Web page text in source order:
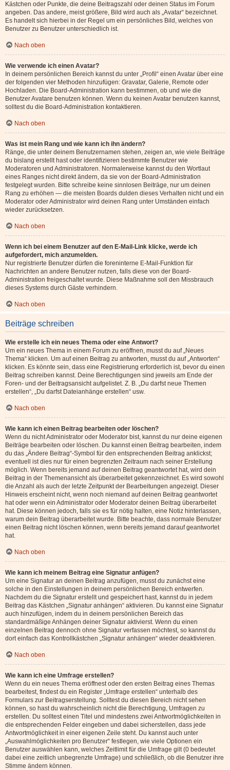
Kästchen oder Punkte, die deine Beitragszahl oder deinen Status im Forum
angeben. Das andere, meist größere, Bild wird auch als „Avatar“ bezeichnet.
Es handelt sich hierbei in der Regel um ein persönliches Bild, welches von
Benutzer zu Benutzer unterschiedlich ist.
Nach oben
Wie verwende ich einen Avatar?
In deinem persönlichen Bereich kannst du unter „Profil“ einen Avatar über eine
der folgenden vier Methoden hinzufügen: Gravatar, Galerie, Remote oder
Hochladen. Die Board-Administration kann bestimmen, ob und wie die
Benutzer Avatare benutzen können. Wenn du keinen Avatar benutzen kannst,
solltest du die Board-Administration kontaktieren.
Nach oben
Was ist mein Rang und wie kann ich ihn ändern?
Ränge, die unter deinem Benutzernamen stehen, zeigen an, wie viele Beiträge
du bislang erstellt hast oder identifizieren bestimmte Benutzer wie
Moderatoren und Administratoren. Normalerweise kannst du den Wortlaut
eines Ranges nicht direkt ändern, da sie von der Board-Administration
festgelegt wurden. Bitte schreibe keine sinnlosen Beiträge, nur um deinen
Rang zu erhöhen — die meisten Boards dulden dieses Verhalten nicht und ein
Moderator oder Administrator wird deinen Rang unter Umständen einfach
wieder zurücksetzen.
Nach oben
Wenn ich bei einem Benutzer auf den E-Mail-Link klicke, werde ich
aufgefordert, mich anzumelden.
Nur registrierte Benutzer dürfen die foreninterne E-Mail-Funktion für
Nachrichten an andere Benutzer nutzen, falls diese von der Board-
Administration freigeschaltet wurde. Diese Maßnahme soll den Missbrauch
dieses Systems durch Gäste verhindern.
Nach oben
Beiträge schreiben
Wie erstelle ich ein neues Thema oder eine Antwort?
Um ein neues Thema in einem Forum zu eröffnen, musst du auf „Neues
Thema“ klicken. Um auf einen Beitrag zu antworten, musst du auf „Antworten“
klicken. Es könnte sein, dass eine Registrierung erforderlich ist, bevor du einen
Beitrag schreiben kannst. Deine Berechtigungen sind jeweils am Ende der
Foren- und der Beitragsansicht aufgelistet. Z. B. „Du darfst neue Themen
erstellen“, „Du darfst Dateianhänge erstellen“ usw.
Nach oben
Wie kann ich einen Beitrag bearbeiten oder löschen?
Wenn du nicht Administrator oder Moderator bist, kannst du nur deine eigenen
Beiträge bearbeiten oder löschen. Du kannst einen Beitrag bearbeiten, indem
du das „Ändere Beitrag“-Symbol für den entsprechenden Beitrag anklickst;
eventuell ist dies nur für einen begrenzten Zeitraum nach seiner Erstellung
möglich. Wenn bereits jemand auf deinen Beitrag geantwortet hat, wird dein
Beitrag in der Themenansicht als überarbeitet gekennzeichnet. Es wird sowohl
die Anzahl als auch der letzte Zeitpunkt der Bearbeitungen angezeigt. Dieser
Hinweis erscheint nicht, wenn noch niemand auf deinen Beitrag geantwortet
hat oder wenn ein Administrator oder Moderator deinen Beitrag überarbeitet
hat. Diese können jedoch, falls sie es für nötig halten, eine Notiz hinterlassen,
warum dein Beitrag überarbeitet wurde. Bitte beachte, dass normale Benutzer
einen Beitrag nicht löschen können, wenn bereits jemand darauf geantwortet
hat.
Nach oben
Wie kann ich meinem Beitrag eine Signatur anfügen?
Um eine Signatur an deinen Beitrag anzufügen, musst du zunächst eine
solche in den Einstellungen in deinem persönlichen Bereich entwerfen.
Nachdem du die Signatur erstellt und gespeichert hast, kannst du in jedem
Beitrag das Kästchen „Signatur anhängen“ aktivieren. Du kannst eine Signatur
auch hinzufügen, indem du in deinem persönlichen Bereich das
standardmäßige Anhängen deiner Signatur aktivierst. Wenn du einen
einzelnen Beitrag dennoch ohne Signatur verfassen möchtest, so kannst du
dort einfach das Kontrollkästchen „Signatur anhängen“ wieder deaktivieren.
Nach oben
Wie kann ich eine Umfrage erstellen?
Wenn du ein neues Thema eröffnest oder den ersten Beitrag eines Themas
bearbeitest, findest du ein Register „Umfrage erstellen“ unterhalb des
Formulars zur Beitragserstellung. Solltest du diesen Bereich nicht sehen
können, so hast du wahrscheinlich nicht die Berechtigung, Umfragen zu
erstellen. Du solltest einen Titel und mindestens zwei Antwortmöglichkeiten in
die entsprechenden Felder eingeben und dabei sicherstellen, dass jede
Antwortmöglichkeit in einer eigenen Zeile steht. Du kannst auch unter
„Auswahlmöglichkeiten pro Benutzer“ festlegen, wie viele Optionen ein
Benutzer auswählen kann, welches Zeitlimit für die Umfrage gilt (0 bedeutet
dabei eine zeitlich unbegrenzte Umfrage) und schließlich, ob die Benutzer ihre
Stimme ändern können.